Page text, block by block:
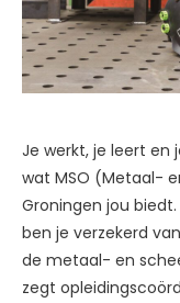
Je werkt, je leert en
wat MSO (Metaal-
Groningen jou
ben je verzekerd
de metaal- en
zegt